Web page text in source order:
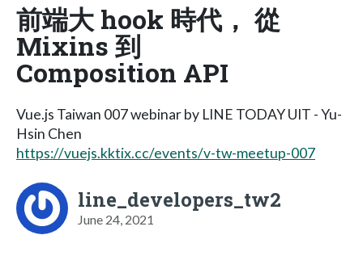
前端大 hook 時代， 從
Mixins 到
Composition API
Vue.js Taiwan 007 webinar by LINE TODAY UIT - Yu-
Hsin Chen
https://vuejs.kktix.cc/events/v-tw-meetup-007
line_developers_tw2
June 24, 2021